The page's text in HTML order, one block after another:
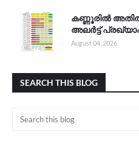
കണ്ണൂരിൽ
അലർട്ട്
August 04, 2026
SEARCH THIS BLOG